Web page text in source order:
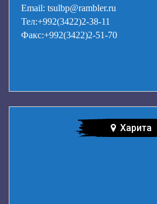
Email: tsulbp@rambler.ru
Тел:+992(3422)2-38-11
Факс:+992(3422)2-51-70
Харита